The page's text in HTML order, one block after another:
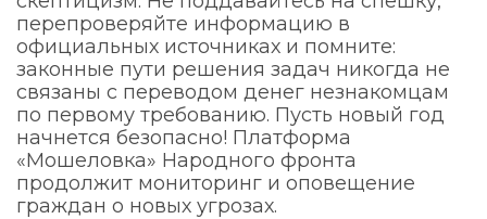
перепроверяйте информацию в
официальных источниках и помните:
законные пути решения задач никогда не
связаны с переводом денег незнакомцам
по первому требованию. Пусть новый год
начнется безопасно! Платформа
«Мошеловка» Народного фронта
продолжит мониторинг и оповещение
граждан о новых угрозах.